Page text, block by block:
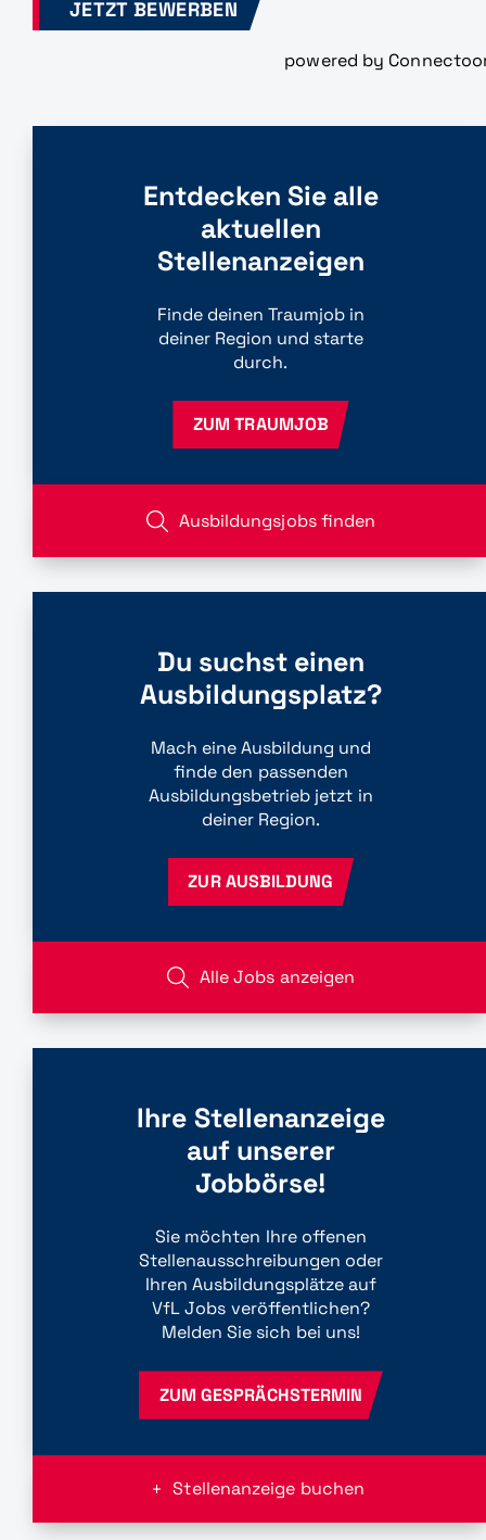
JETZT BEWERBEN
powered by
Entdecken Sie alle
aktuellen
Stellenanzeigen
Finde deinen Traumjob in
deiner Region und starte
durch.
ZUM TRAUMJOB
Ausbildungsjobs finden
Du suchst einen
Ausbildungsplatz?
Mach eine Ausbildung und
finde den passenden
Ausbildungsbetrieb jetzt in
deiner Region.
ZUR AUSBILDUNG
Alle Jobs anzeigen
Ihre Stellenanzeige
auf unserer
Jobbörse!
Sie möchten Ihre offenen
Stellenausschreibungen oder
Ihren Ausbildungsplätze auf
VfL Jobs veröffentlichen?
Melden Sie sich bei uns!
ZUM GESPRÄCHSTERMIN
Stellenanzeige buchen